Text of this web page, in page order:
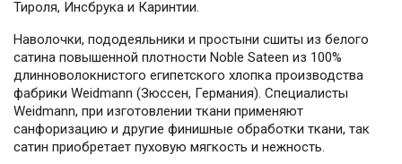
Тироля, Инсбрука и Каринтии.
Наволочки, пододеяльники и простыни сшиты из белого
сатина повышенной плотности Noble Sateen из 100%
длинноволокнистого египетского хлопка производства
фабрики Weidmann (Зюссен, Германия). Специалисты
Weidmann, при изготовлении ткани применяют
санфоризацию и другие финишные обработки ткани, так
сатин приобретает пуховую мягкость и нежность.